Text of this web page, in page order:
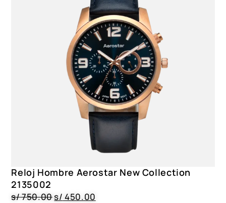
Reloj Hombre Aerostar New Collection
2135002
s/750.00s/ 450.00